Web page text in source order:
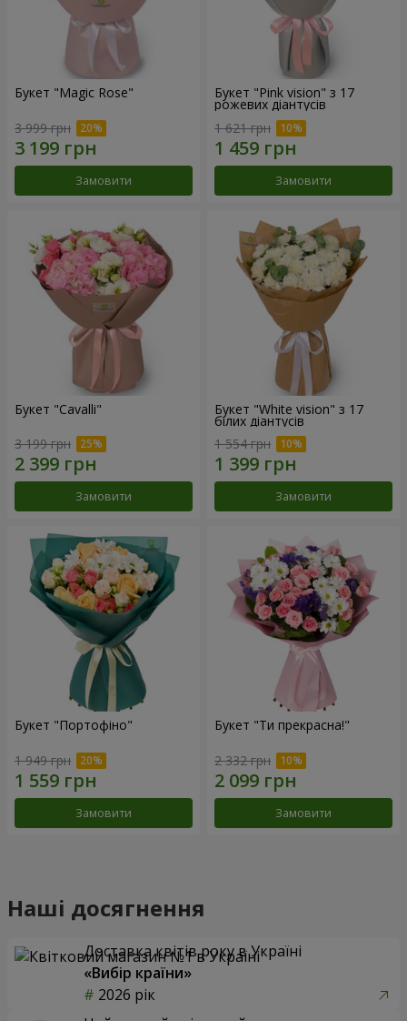
Букет "Magic Rose"
3 999 грн
Замовити
Букет "Pink vision" з 17
рожевих діантусів
1 621 грн
Замовити
Букет "Cаvalli"
3 199 грн
Замовити
Букет "White vision" з 17
білих діантусів
1 554 грн
Замовити
Букет "Портофіно"
1 949 грн
Замовити
Букет "Ти прекрасна!"
2 332 грн
Замовити
Наші досягнення
Доставка квітів року в Україні
«Вибір країни»
2026 рік